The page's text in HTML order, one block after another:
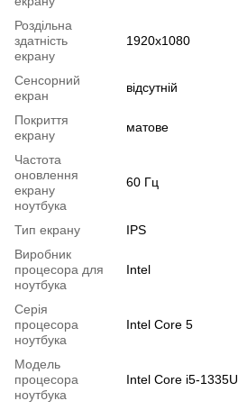
Роздільна
здатність
екрану
1920x1080
Сенсорний
екран
відсутній
Покриття
екрану
матове
Частота
оновлення
екрану
ноутбука
60 Гц
Тип екрану
IPS
Виробник
процесора для
ноутбука
Intel
Серія
процесора
ноутбука
Intel Core 5
Модель
процесора
ноутбука
Intel Core i5-1335U